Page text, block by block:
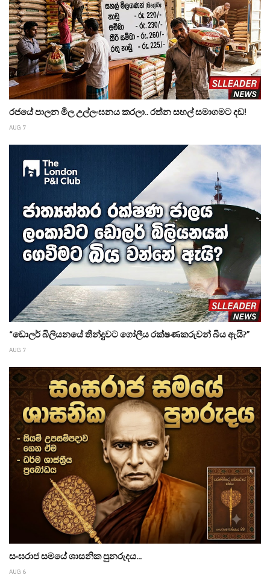
රජයේ පාලන මිල උල්ලංඝනය කරලා.. රත්න සහල් සමාගමට දඩ!
AUG 7
“ඩොලර් බිලියනයේ තීන්දුවට ගෝලීය රක්ෂණකරුවන් බිය ඇයි?”
AUG 7
සංඝරාජ සමයේ ශාසනික පුනරුදය...
AUG 6